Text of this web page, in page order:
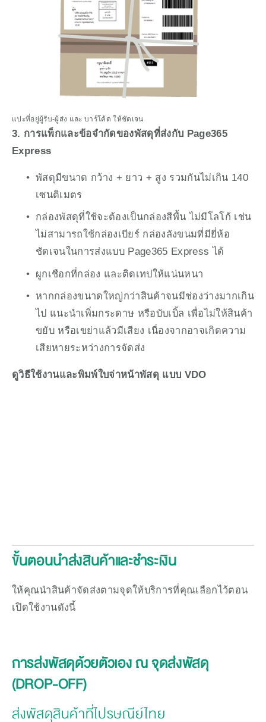
แปะที่อยู่ผู้รับ-ผู้ส่ง และ บาร์โค้ด ให้ชัดเจน
3. การแพ็กและข้อจำกัดของพัสดุที่ส่งกับ Page365
Express
พัสดุมีขนาด กว้าง + ยาว + สูง รวมกันไม่เกิน 140
เซนติเมตร
กล่องพัสดุที่ใช้จะต้องเป็นกล่องสีพื้น ไม่มีโลโก้ เช่น
ไม่สามารถใช้กล่องเบียร์ กล่องลังขนมที่มียี่ห้อ
ชัดเจนในการส่งแบบ Page365 Express ได้
ผูกเชือกที่กล่อง และติดเทปให้แน่นหนา
หากกล่องขนาดใหญ่กว่าสินค้าจนมีช่องว่างมากเกิน
ไป แนะนำเพิ่มกระดาษ หรือบับเบิ้ล เพื่อไม่ให้สินค้า
ขยับ หรือเขย่าแล้วมีเสียง เนื่องจากอาจเกิดความ
เสียหายระหว่างการจัดส่ง
ดูวิธีใช้งานและพิมพ์ใบจ่าหน้าพัสดุ แบบ VDO
ขั้นตอนนำส่งสินค้าและชำระเงิน
ให้คุณนำสินค้าจัดส่งตามจุดให้บริการที่คุณเลือกไว้ตอน
เปิดใช้งานดังนี้
การส่งพัสดุด้วยตัวเอง ณ จุดส่งพัสดุ
(DROP-OFF)
ส่งพัสดุสินค้าที่ไปรษณีย์ไทย